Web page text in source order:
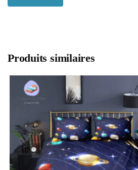
Produits similaires